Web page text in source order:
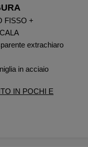
FISSO +
extrachiaro
in acciaio
IN POCHI E